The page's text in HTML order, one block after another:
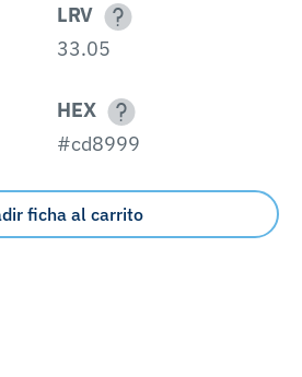
LRV
33.05
HEX
#cd8999
ficha al carrito